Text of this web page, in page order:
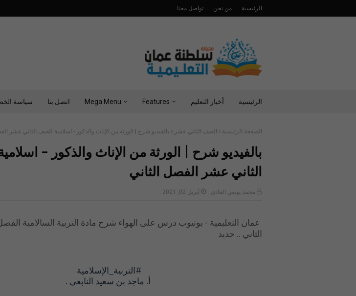
الرئيسية من نحن تواصل معنا
الرئيسية أخبار التعليم Features
Mega Menu اتصل بنا سياسة
الصفحة الرئيسية الصف الثاني عشر بالفيديو شرح | الورثة من الإناث والذكور - اسلامية للصف الثاني عشر
بالفيديو شرح | الورثة من الإناث والذكور -
الثاني عشر الفصل الثاني
محمد يونس الغادي أبريل 02, 2021
عمان التعليمية - يوتيوب درس على الهواء شرح مادة التربية السالامية
الثاني .. جديد
#التربية_الإسلامية